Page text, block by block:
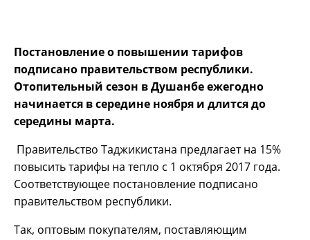
Постановление о повышении тарифов
подписано правительством республики.
Отопительный сезон в Душанбе ежегодно
начинается в середине ноября и длится до
середины марта.
Правительство Таджикистана предлагает на 15%
повысить тарифы на тепло с 1 октября 2017 года.
Соответствующее постановление подписано
правительством республики.
Так, оптовым покупателям, поставляющим